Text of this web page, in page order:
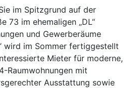
im Spitzgrund auf der
73 im ehemaligen „DL“
und Gewerberäume
wird im Sommer fertiggestellt
Mieter für moderne,
Raumwohnungen mit
Ausstattung sowie